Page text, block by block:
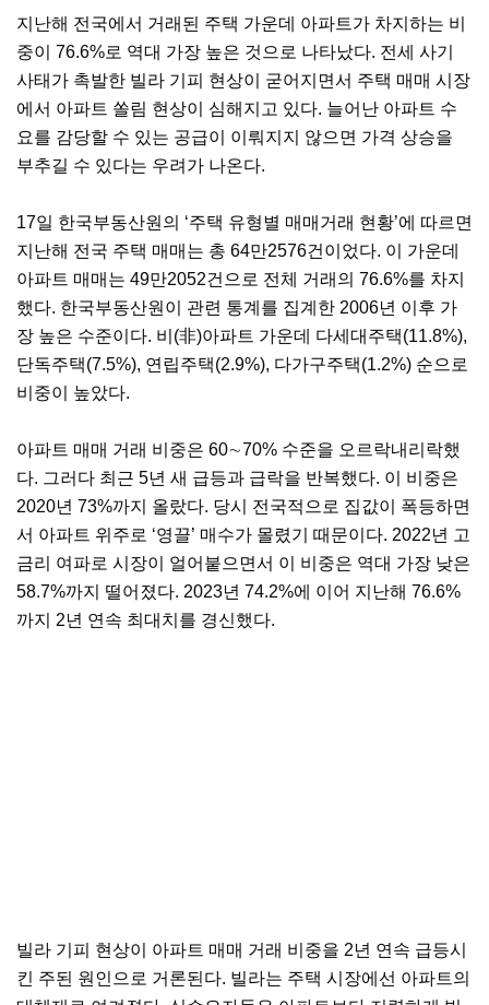
지난해 전국에서 거래된 주택 가운데 아파트가 차지하는 비
중이 76.6%로 역대 가장 높은 것으로 나타났다. 전세 사기
사태가 촉발한 빌라 기피 현상이 굳어지면서 주택 매매 시장
에서 아파트 쏠림 현상이 심해지고 있다. 늘어난 아파트 수
요를 감당할 수 있는 공급이 이뤄지지 않으면 가격 상승을
부추길 수 있다는 우려가 나온다.
17일 한국부동산원의 ‘주택 유형별 매매거래 현황’에 따르면
지난해 전국 주택 매매는 총 64만2576건이었다. 이 가운데
아파트 매매는 49만2052건으로 전체 거래의 76.6%를 차지
했다. 한국부동산원이 관련 통계를 집계한 2006년 이후 가
장 높은 수준이다. 비(非)아파트 가운데 다세대주택(11.8%),
단독주택(7.5%), 연립주택(2.9%), 다가구주택(1.2%) 순으로
비중이 높았다.
아파트 매매 거래 비중은 60∼70% 수준을 오르락내리락했
다. 그러다 최근 5년 새 급등과 급락을 반복했다. 이 비중은
2020년 73%까지 올랐다. 당시 전국적으로 집값이 폭등하면
서 아파트 위주로 ‘영끌’ 매수가 몰렸기 때문이다. 2022년 고
금리 여파로 시장이 얼어붙으면서 이 비중은 역대 가장 낮은
58.7%까지 떨어졌다. 2023년 74.2%에 이어 지난해 76.6%
까지 2년 연속 최대치를 경신했다.
빌라 기피 현상이 아파트 매매 거래 비중을 2년 연속 급등시
킨 주된 원인으로 거론된다. 빌라는 주택 시장에선 아파트의